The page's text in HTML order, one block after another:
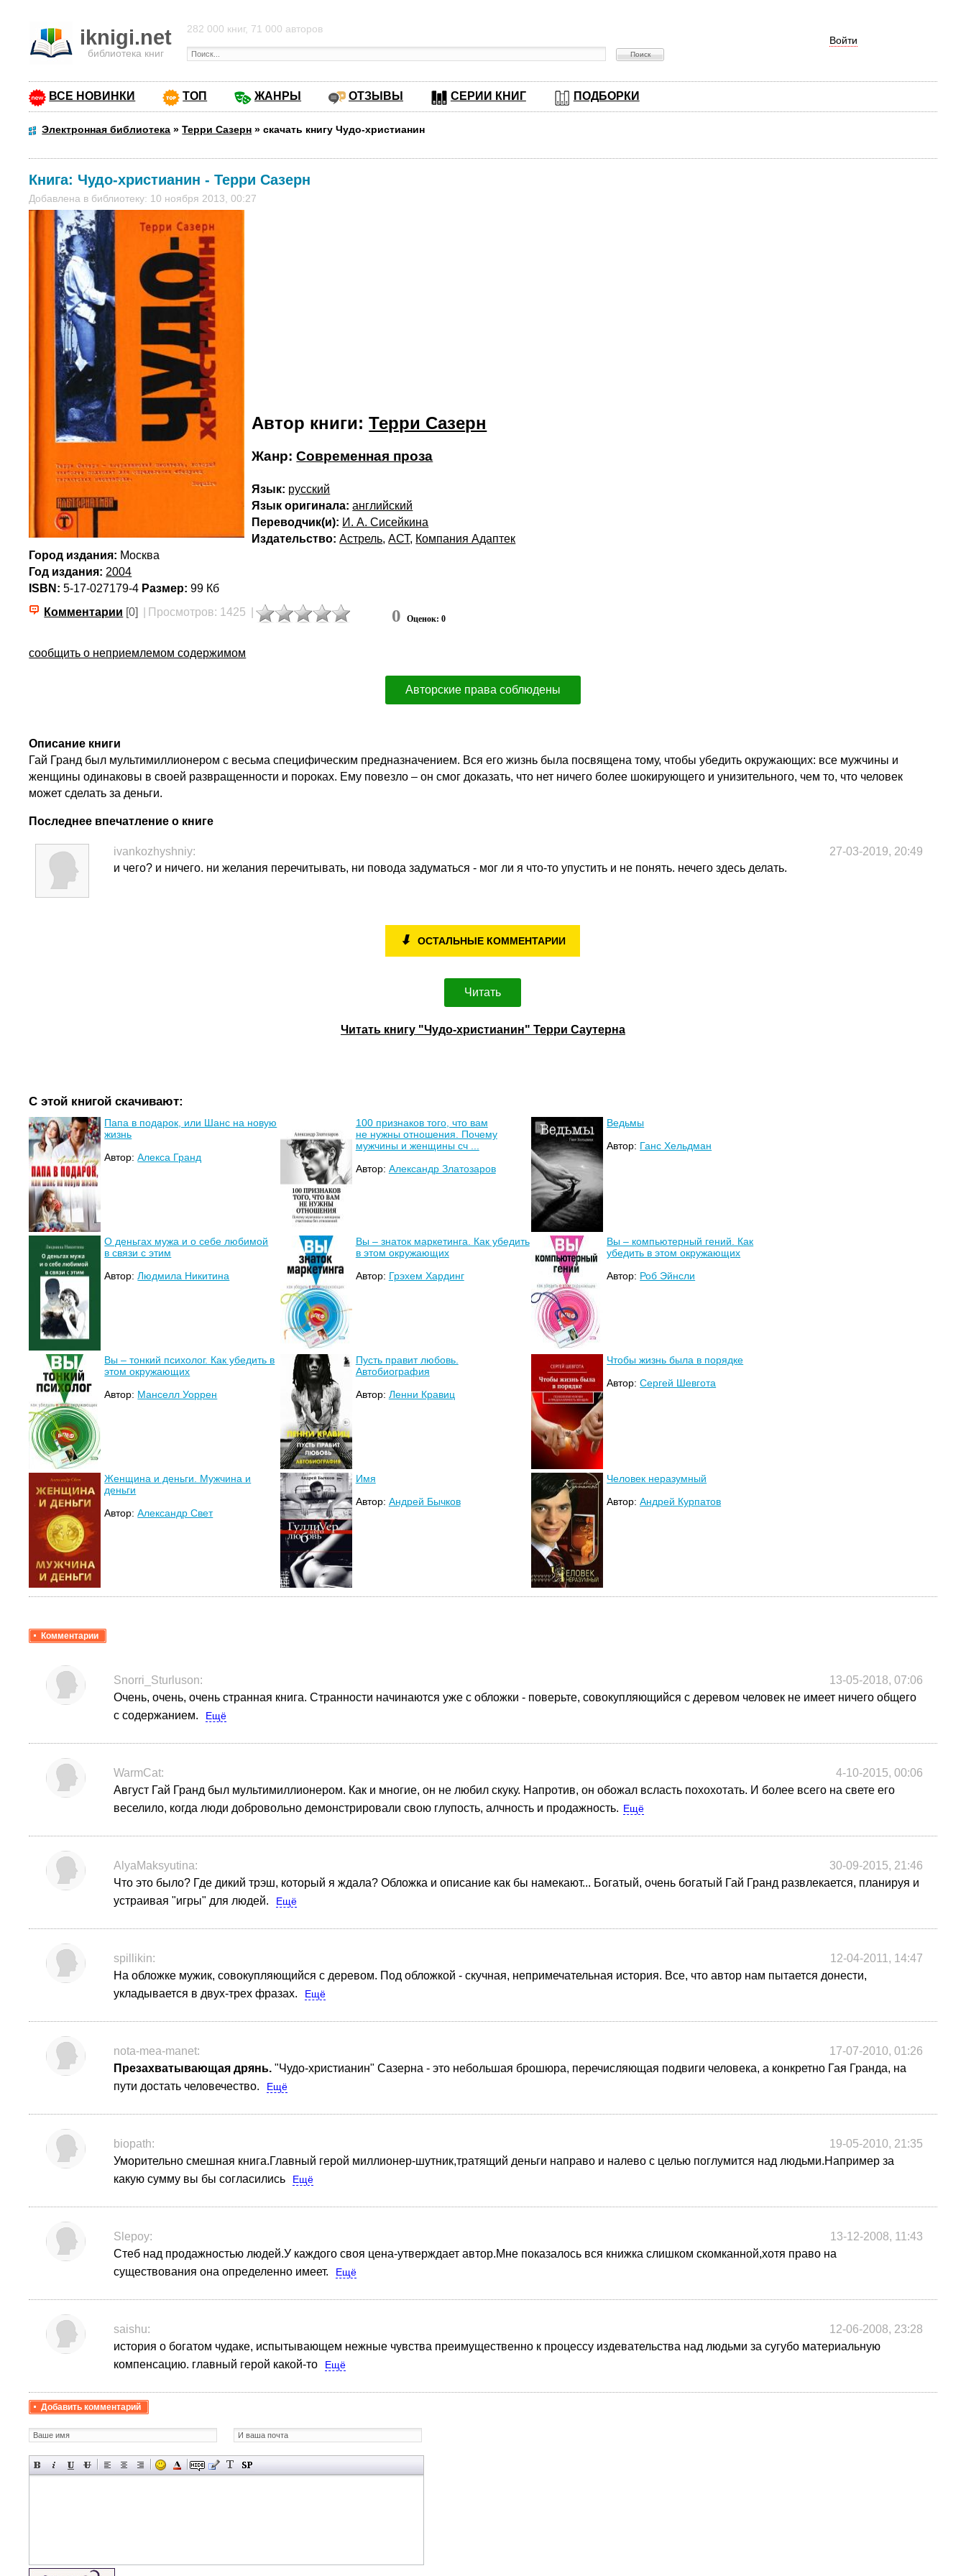
iknigi.net
библиотека книг
Войти
282 000 книг, 71 000 авторов
ВСЕ НОВИНКИ ТОП ЖАНРЫ ОТЗЫВЫ СЕРИИ КНИГ ПОДБОРКИ
Электронная библиотека »Терри Сазерн »скачать книгу Чудо-христианин
Книга: Чудо-христианин -Терри Сазерн
Добавлена в библиотеку: 10 ноября 2013, 00:27
Автор книги:Терри Сазерн
Жанр:Современная проза
Язык: русский
Язык оригинала: английский
Переводчик(и): И. А. Сисейкина
Издательство: Астрель,АСТ, Компания Адаптек
Город издания: Москва
Год издания: 2004
ISBN: 5-17-027179-4 Размер: 99 Кб
Комментарии [0] Просмотров: 1425 0 Оценок: 0
сообщить о неприемлемом содержимом
Авторские права соблюдены
Описание книги
Гай Гранд был мультимиллионером с весьма специфическим предназначением. Вся его жизнь была посвящена тому, чтобы убедить окружающих: все мужчины и
женщины одинаковы в своей развращенности и пороках. Ему повезло – он смог доказать, что нет ничего более шокирующего и унизительного, чем то, что человек
может сделать за деньги.
Последнее впечатление о книге
ivankozhyshniy:
27-03-2019, 20:49
и чего? и ничего. ни желания перечитывать, ни повода задуматься - мог ли я что-то упустить и не понять. нечего здесь делать.
⬇ ОСТАЛЬНЫЕ КОММЕНТАРИИ
Читать
Читать книгу "Чудо-христианин" Терри Саутерна
С этой книгой скачивают:
Папа в подарок, или Шанс на новую
жизнь
Автор:Алекса Гранд
100 признаков того, что вам
не нужны отношения. Почему
мужчины и женщины сч ...
Автор: Александр Златозаров
Ведьмы
Автор: Ганс Хельдман
О деньгах мужа и о себе любимой
в связи с этим
Автор:Людмила Никитина
Вы – знаток маркетинга. Как убедить
в этом окружающих
Автор: Грэхем Хардинг
Вы – компьютерный гений. Как
убедить в этом окружающих
Автор: Роб Эйнсли
Вы – тонкий психолог. Как убедить в
этом окружающих
Автор: Манселл Уоррен
Пусть правит любовь.
Автобиография
Автор: Ленни Кравиц
Чтобы жизнь была в порядке
Автор:Сергей Шевгота
Женщина и деньги. Мужчина и
деньги
Автор:Александр Свет
Имя
Автор: Андрей Бычков
Человек неразумный
Автор:Андрей Курпатов
Комментарии
Snorri_Sturluson:
13-05-2018, 07:06
Очень, очень, очень странная книга. Странности начинаются уже с обложки - поверьте, совокупляющийся с деревом человек не имеет ничего общего
с содержанием.
Ещё
WarmCat:
4-10-2015, 00:06
Август Гай Гранд был мультимиллионером. Как и многие, он не любил скуку. Напротив, он обожал всласть похохотать. И более всего на свете его
веселило, когда люди добровольно демонстрировали свою глупость, алчность и продажность. Ещё
AlyaMaksyutina:
30-09-2015, 21:46
Что это было? Где дикий трэш, который я ждала? Обложка и описание как бы намекают... Богатый, очень богатый Гай Гранд развлекается, планируя и
устраивая "игры" для людей.
Ещё
spillikin:
12-04-2011, 14:47
На обложке мужик, совокупляющийся с деревом. Под обложкой - скучная, непримечательная история. Все, что автор нам пытается донести,
укладывается в двух-трех фразах.
Ещё
nota-mea-manet:
17-07-2010, 01:26
Презахватывающая дрянь. "Чудо-христианин" Сазерна - это небольшая брошюра, перечисляющая подвиги человека, а конкретно Гая Гранда, на
пути достать человечество.
Ещё
biopath:
19-05-2010, 21:35
Уморительно смешная книга.Главный герой миллионер-шутник,тратящий деньги направо и налево с целью поглумится над людьми.Например за
какую сумму вы бы согласились
Ещё
Slepoy:
13-12-2008, 11:43
Стеб над продажностью людей.У каждого своя цена-утверждает автор.Мне показалось вся книжка слишком скомканной,хотя право на
существования она определенно имеет.
Ещё
saishu:
12-06-2008, 23:28
история о богатом чудаке, испытывающем нежные чувства преимущественно к процессу издевательства над людьми за сугубо материальную
компенсацию. главный герой какой-то
Ещё
Добавить комментарий